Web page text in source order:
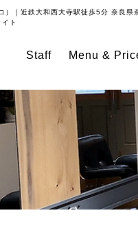
）｜近鉄大和西大寺駅徒歩5分
ト
奈良県
Staff Menu &